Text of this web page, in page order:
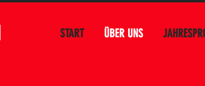
START ÜBER UNS